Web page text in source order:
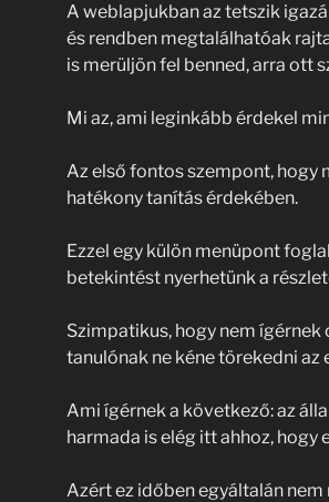
A weblapjukban az tetszik
és rendben megtalálhatóak
is merüljön fel benned, arra ott
Mi az, ami leginkább érdekel
Az első fontos szempont, hogy
hatékony tanítás érdekében.
Ezzel egy külön menüpont
betekintést nyerhetünk a
Szimpatikus, hogy nem
tanulónak ne kéne törekedni az
Ami ígérnek a következő: az
harmada is elég itt ahhoz, hogy
Azért ez időben egyáltalán nem